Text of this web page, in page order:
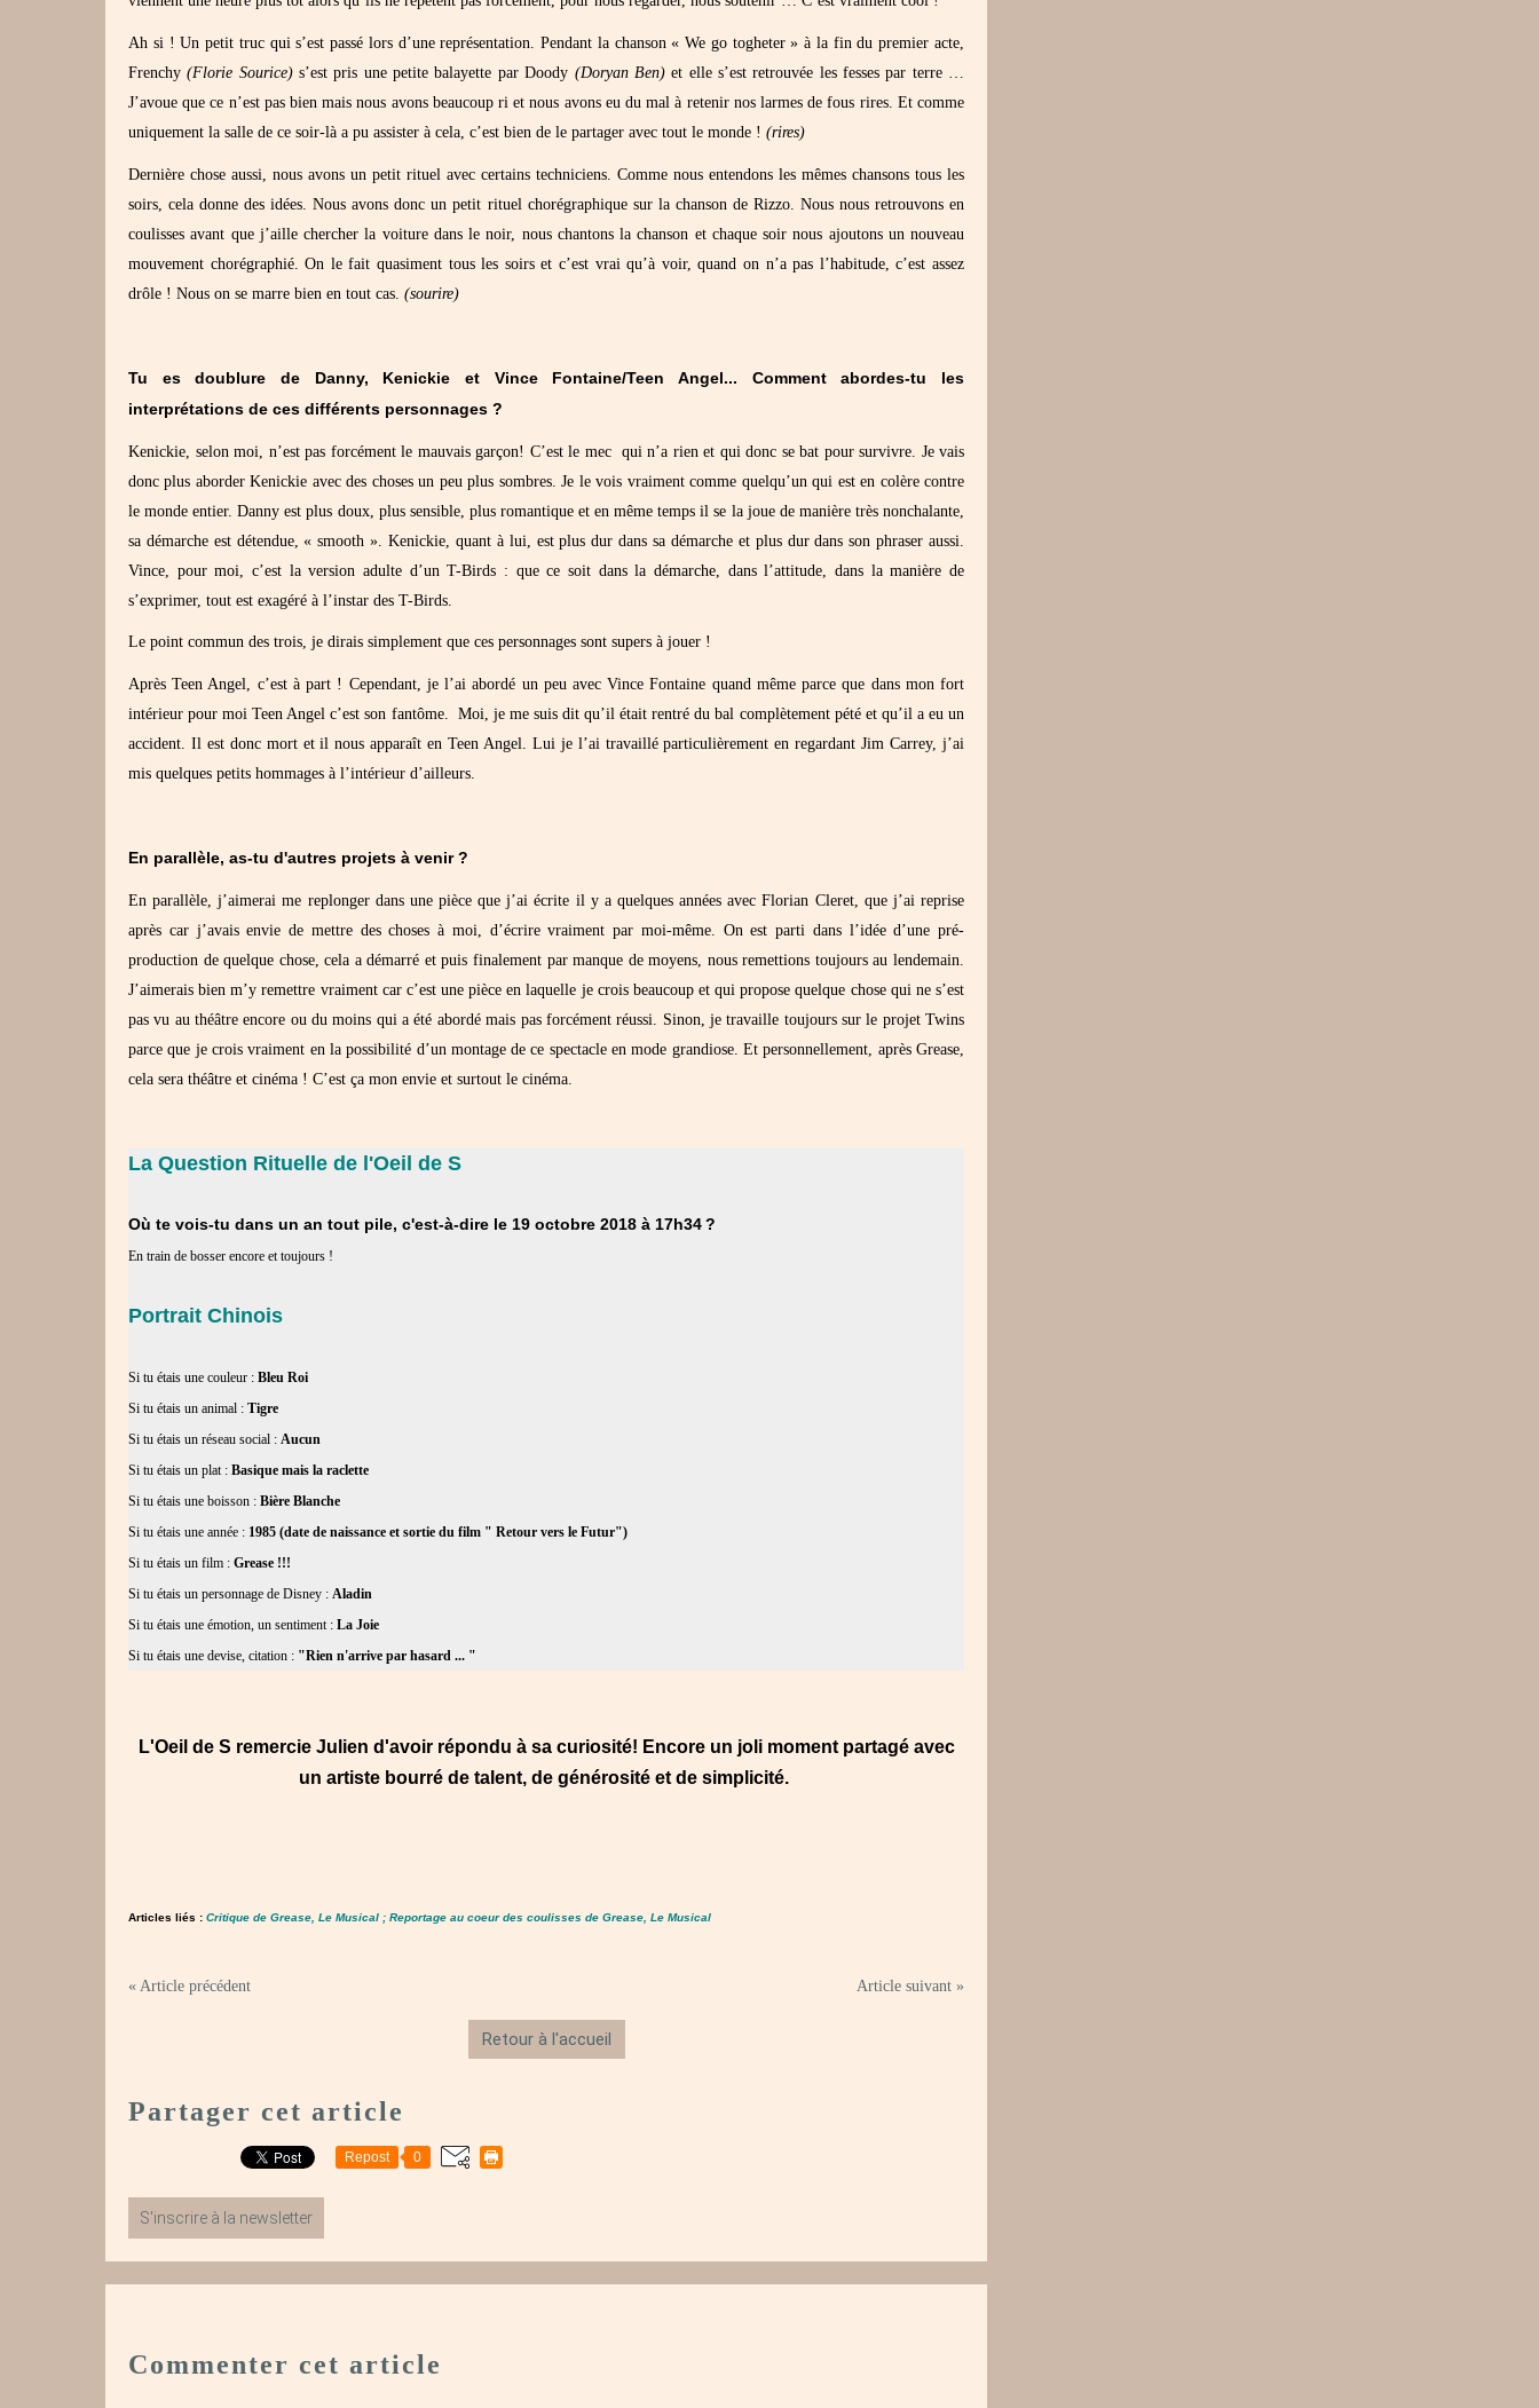
Ah si ! Un petit truc qui s’est passé lors d’une représentation. Pendant la chanson « We go togheter » à la fin du premier acte,
Frenchy(Florie Sourice)s’est pris une petite balayette par Doody (Doryan Ben)et elle s’est retrouvée les fesses par terre …
J’avoue que ce n’est pas bien mais nous avons beaucoup ri et nous avons eu du mal à retenir nos larmes de fous rires. Et comme
uniquement la salle de ce soir-là a pu assister à cela, c’est bien de le partager avec tout le monde ! (rires)
Dernière chose aussi, nous avons un petit rituel avec certains techniciens. Comme nous entendons les mêmes chansons tous les
soirs, cela donne des idées. Nous avons donc un petit rituel chorégraphique sur la chanson de Rizzo. Nous nous retrouvons en
coulisses avant que j’aille chercher la voiture dans le noir, nous chantons la chanson et chaque soir nous ajoutons un nouveau
mouvement chorégraphié. On le fait quasiment tous les soirs et c’est vrai qu’à voir, quand on n’a pas l’habitude, c’est assez
drôle ! Nous on se marre bien en tout cas. (sourire)
Tu es doublure de Danny, Kenickie et Vince Fontaine/Teen Angel... Comment abordes-tu les
interprétations de ces différents personnages ?
Kenickie, selon moi, n’est pas forcément le mauvais garçon! C’est le mec qui n’a rien et qui donc se bat pour survivre. Je vais
donc plus aborder Kenickie avec des choses un peu plus sombres. Je le vois vraiment comme quelqu’un qui est en colère contre
le monde entier. Danny est plus doux, plus sensible, plus romantique et en même temps il se la joue de manière très nonchalante,
sa démarche est détendue, « smooth ». Kenickie, quant à lui, est plus dur dans sa démarche et plus dur dans son phraser aussi.
Vince, pour moi, c’est la version adulte d’un T-Birds : que ce soit dans la démarche, dans l’attitude, dans la manière de
s’exprimer, tout est exagéré à l’instar des T-Birds.
Le point commun des trois, je dirais simplement que ces personnages sont supers à jouer !
Après Teen Angel, c’est à part ! Cependant, je l’ai abordé un peu avec Vince Fontaine quand même parce que dans mon fort
intérieur pour moi Teen Angel c’est son fantôme. Moi, je me suis dit qu’il était rentré du bal complètement pété et qu’il a eu un
accident. Il est donc mort et il nous apparaît en Teen Angel. Lui je l’ai travaillé particulièrement en regardant Jim Carrey, j’ai
mis quelques petits hommages à l’intérieur d’ailleurs.
En parallèle, as-tu d'autres projets à venir ?
En parallèle, j’aimerai me replonger dans une pièce que j’ai écrite il y a quelques années avec Florian Cleret, que j’ai reprise
après car j’avais envie de mettre des choses à moi, d’écrire vraiment par moi-même. On est parti dans l’idée d’une pré-
production de quelque chose, cela a démarré et puis finalement par manque de moyens, nous remettions toujours au lendemain.
J’aimerais bien m’y remettre vraiment car c’est une pièce en laquelle je crois beaucoup et qui propose quelque chose qui ne s’est
pas vu au théâtre encore ou du moins qui a été abordé mais pas forcément réussi. Sinon, je travaille toujours sur le projet Twins
parce que je crois vraiment en la possibilité d’un montage de ce spectacle en mode grandiose. Et personnellement, après Grease,
cela sera théâtre et cinéma ! C’est ça mon envie et surtout le cinéma.
La Question Rituelle de l'Oeil de S
Où te vois-tu dans un an tout pile, c'est-à-dire le 19 octobre 2018 à 17h34?
En train de bosser encore et toujours !
Portrait Chinois
Si tu étais une couleur : Bleu Roi
Si tu étais un animal : Tigre
Si tu étais un réseau social : Aucun
Si tu étais un plat : Basique mais la raclette
Si tu étais une boisson : Bière Blanche
Si tu étais une année : 1985 (date de naissance et sortie du film " Retour vers le Futur")
Si tu étais un film : Grease !!!
Si tu étais un personnage de Disney : Aladin
Si tu étais une émotion, un sentiment : La Joie
Si tu étais une devise, citation : "Rien n'arrive par hasard ... "
L'Oeil de S remercie Julien d'avoir répondu à sa curiosité! Encore un joli moment partagé avec
un artiste bourré de talent, de générosité et de simplicité.
Articles liés : Critique de Grease, Le Musical ; Reportage au coeur des coulisses de Grease, Le Musical
« Article précédent Article suivant »
Retour à l'accueil
Partager cet article
Repost 0
S'inscrire à la newsletter
Commenter cet article